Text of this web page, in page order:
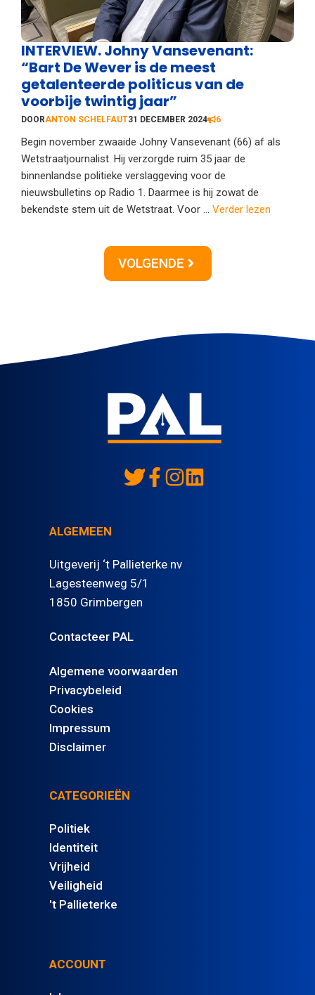
INTERVIEW. Johny Vansevenant:
“Bart De Wever is de meest
getalenteerde politicus van de
voorbije twintig jaar”
DOORANTON SCHELFAUT31 DECEMBER 2024 6
Begin november zwaaide Johny Vansevenant (66) af als
Wetstraatjournalist. Hij verzorgde ruim 35 jaar de
binnenlandse politieke verslaggeving voor de
nieuwsbulletins op Radio 1. Daarmee is hij zowat de
bekendste stem uit de Wetstraat. Voor ... Verder lezen
VOLGENDE
ALGEMEEN
Uitgeverij ‘t Pallieterke nv
Lagesteenweg 5/1
1850 Grimbergen
Contacteer PAL
Algemene voorwaarden
Privacybeleid
Cookies
Impressum
Disclaimer
CATEGORIEËN
Politiek
Identiteit
Vrijheid
Veiligheid
't Pallieterke
ACCOUNT